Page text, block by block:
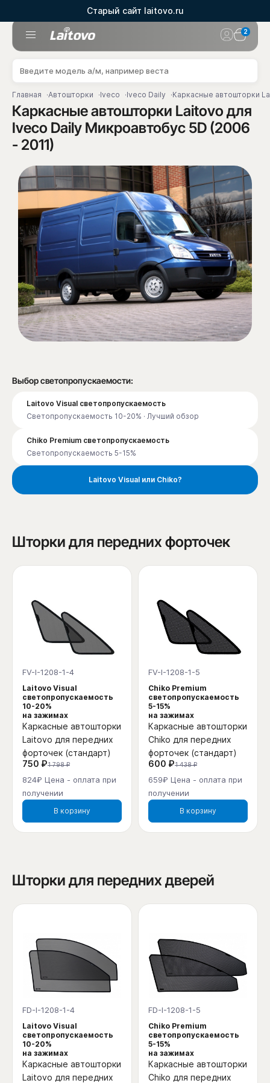
Старый сайт laitovo.ru
2
Главная Автошторки Iveco Iveco Daily Каркасные автошторки
Каркасные автошторки Laitovo для
Iveco Daily Микроавтобус 5D (2006
- 2011)
Выбор светопропускаемости:
Laitovo Visual светопропускаемость
Светопропускаемость 10-20% · Лучший обзор
Chiko Premium светопропускаемость
Светопропускаемость 5-15%
Laitovo Visual или Chiko?
Шторки для передних форточек
FV-I-1208-1-4
Laitovo Visual
светопропускаемость
10-20%
на зажимах
Каркасные автошторки
Laitovo для передних
форточек (стандарт)
750 ₽1 798 ₽
824₽ Цена - оплата при
получении
В корзину
FV-I-1208-1-5
Chiko Premium
светопропускаемость
5-15%
на зажимах
Каркасные автошторки
Chiko для передних
форточек (стандарт)
600 ₽1 438 ₽
659₽ Цена - оплата при
получении
В корзину
Шторки для передних дверей
FD-I-1208-1-4
Laitovo Visual
светопропускаемость
10-20%
на зажимах
Каркасные автошторки
Laitovo для передних
FD-I-1208-1-5
Chiko Premium
светопропускаемость
5-15%
на зажимах
Каркасные автошторки
Chiko для передних